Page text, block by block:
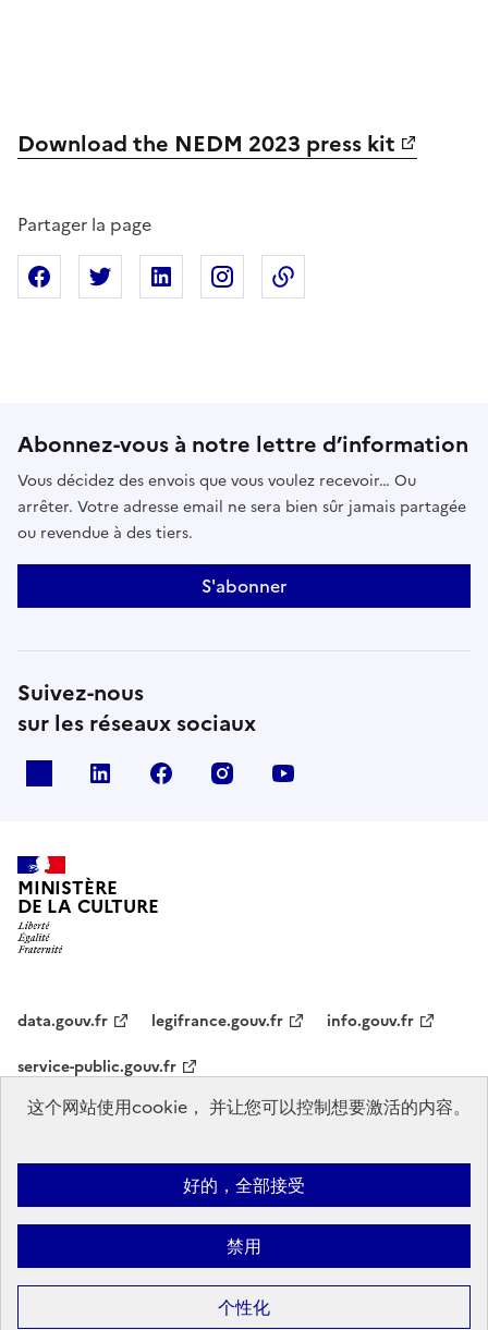
这个网站使用cookie， 并让您可以控制想要激活的内容。
好的，全部接受
禁用
个性化
Download the NEDM 2023 press kit
Partager la page
Partager sur Facebook
Partager sur XPartager sur Linkedin
Partager sur Instagram
Abonnez-vous à notre lettre d’information
Vous décidez des envois que vous voulez recevoir… Ou
arrêter. Votre adresse email ne sera bien sûr jamais partagée
ou revendue à des tiers.
S'abonner
Suivez-nous
sur les réseaux sociaux
linkedin facebook instagram
MINISTÈRE
DE LA CULTURE
data.gouv.fr legifrance.gouv.fr
info.gouv.fr
service-public.gouv.fr
Mentions légales Accessibilité : partiellement conforme
Politique
d’utilisation des témoins de connexion (cookies)
Plan du site
Sauf mention contraire, tous les contenus de ce site sont sous